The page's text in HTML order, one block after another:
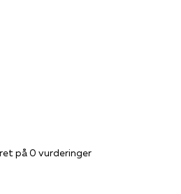
på 0 vurderinger